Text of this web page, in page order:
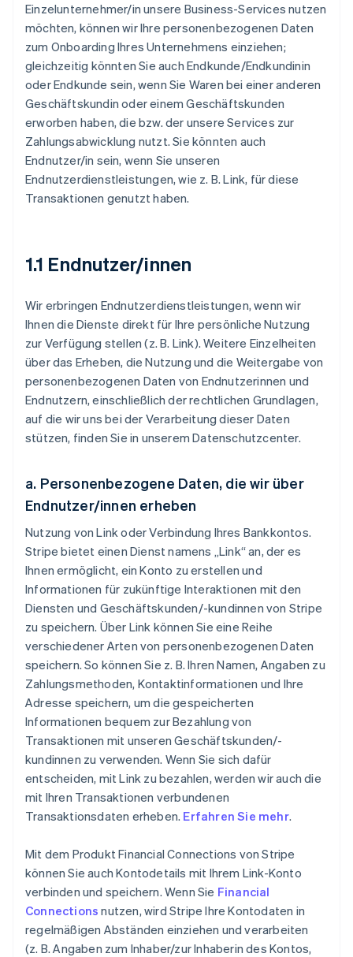
Einzelunternehmer/in unsere Business-Services nutzen
möchten, können wir Ihre personenbezogenen Daten
zum Onboarding Ihres Unternehmens einziehen;
gleichzeitig könnten Sie auch Endkunde/Endkundinin
oder Endkunde sein, wenn Sie Waren bei einer anderen
Geschäftskundin oder einem Geschäftskunden
erworben haben, die bzw. der unsere Services zur
Zahlungsabwicklung nutzt. Sie könnten auch
Endnutzer/in sein, wenn Sie unseren
Endnutzerdienstleistungen, wie z. B. Link, für diese
Transaktionen genutzt haben.
1.1 Endnutzer/innen
Wir erbringen Endnutzerdienstleistungen, wenn wir
Ihnen die Dienste direkt für Ihre persönliche Nutzung
zur Verfügung stellen (z. B. Link). Weitere Einzelheiten
über das Erheben, die Nutzung und die Weitergabe von
personenbezogenen Daten von Endnutzerinnen und
Endnutzern, einschließlich der rechtlichen Grundlagen,
auf die wir uns bei der Verarbeitung dieser Daten
stützen, finden Sie in unserem Datenschutzcenter.
a. Personenbezogene Daten, die wir über
Endnutzer/innen erheben
Nutzung von Link oder Verbindung Ihres Bankkontos.
Stripe bietet einen Dienst namens „Link“ an, der es
Ihnen ermöglicht, ein Konto zu erstellen und
Informationen für zukünftige Interaktionen mit den
Diensten und Geschäftskunden/-kundinnen von Stripe
zu speichern. Über Link können Sie eine Reihe
verschiedener Arten von personenbezogenen Daten
speichern. So können Sie z. B. Ihren Namen, Angaben zu
Zahlungsmethoden, Kontaktinformationen und Ihre
Adresse speichern, um die gespeicherten
Informationen bequem zur Bezahlung von
Transaktionen mit unseren Geschäftskunden/-
kundinnen zu verwenden. Wenn Sie sich dafür
entscheiden, mit Link zu bezahlen, werden wir auch die
mit Ihren Transaktionen verbundenen
Transaktionsdaten erheben. Erfahren Sie mehr.
Mit dem Produkt Financial Connections von Stripe
können Sie auch Kontodetails mit Ihrem Link-Konto
verbinden und speichern. Wenn Sie Financial
Connections nutzen, wird Stripe Ihre Kontodaten in
regelmäßigen Abständen einziehen und verarbeiten
(z. B. Angaben zum Inhaber/zur Inhaberin des Kontos,